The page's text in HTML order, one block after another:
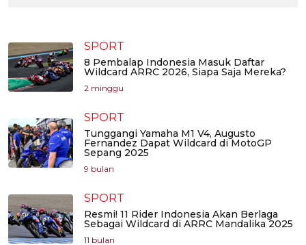
SPORT
8 Pembalap Indonesia Masuk Daftar
Wildcard ARRC 2026, Siapa Saja Mereka?
2 minggu
SPORT
Tunggangi Yamaha M1 V4, Augusto
Fernandez Dapat Wildcard di MotoGP
Sepang 2025
9 bulan
SPORT
Resmi! 11 Rider Indonesia Akan Berlaga
Sebagai Wildcard di ARRC Mandalika 2025
11 bulan